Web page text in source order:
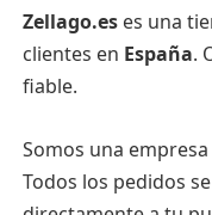
Zellago.eses una
clientes en España.
fiable.
Somos una empresa
Todos los pedidos